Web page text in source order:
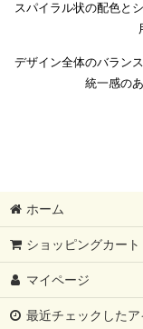
スパイラル状の配色と
デザイン全体のバラン
統一感の
ホーム
ショッピングカート
マイページ
最近チェックしたア